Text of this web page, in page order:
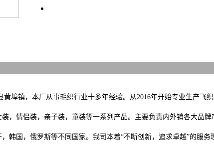
埠镇，本厂从事毛织行业十多年经验。从2016年开始专业生产飞
，情侣装，亲子装，童装等一系列产品。主要负责内外销各大品
韩国，俄罗斯等不同国家。我司本着“不断创新，追求卓越”的服